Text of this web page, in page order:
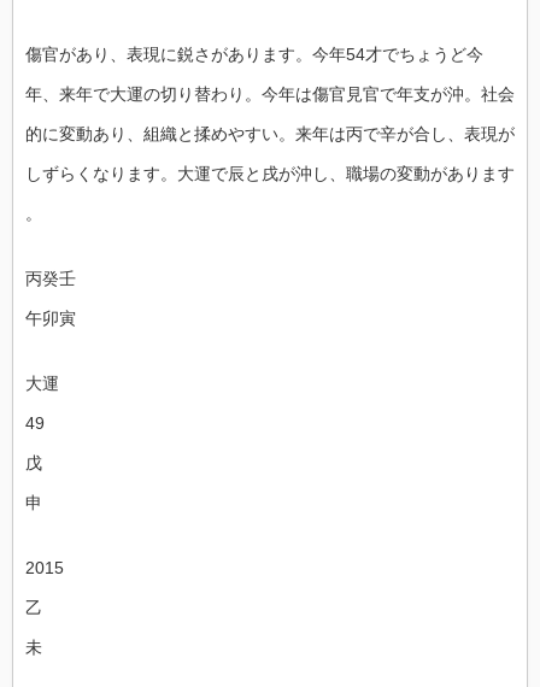
傷官があり、表現に鋭さがあります。今年54才でちょうど今
年、来年で大運の切り替わり。今年は傷官見官で年支が沖。社会
的に変動あり、組織と揉めやすい。来年は丙で辛が合し、表現が
しずらくなります。大運で辰と戌が沖し、職場の変動があります
。
丙癸壬
午卯寅
大運
49
戊
申
2015
乙
未